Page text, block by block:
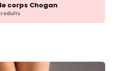
corps Chogan